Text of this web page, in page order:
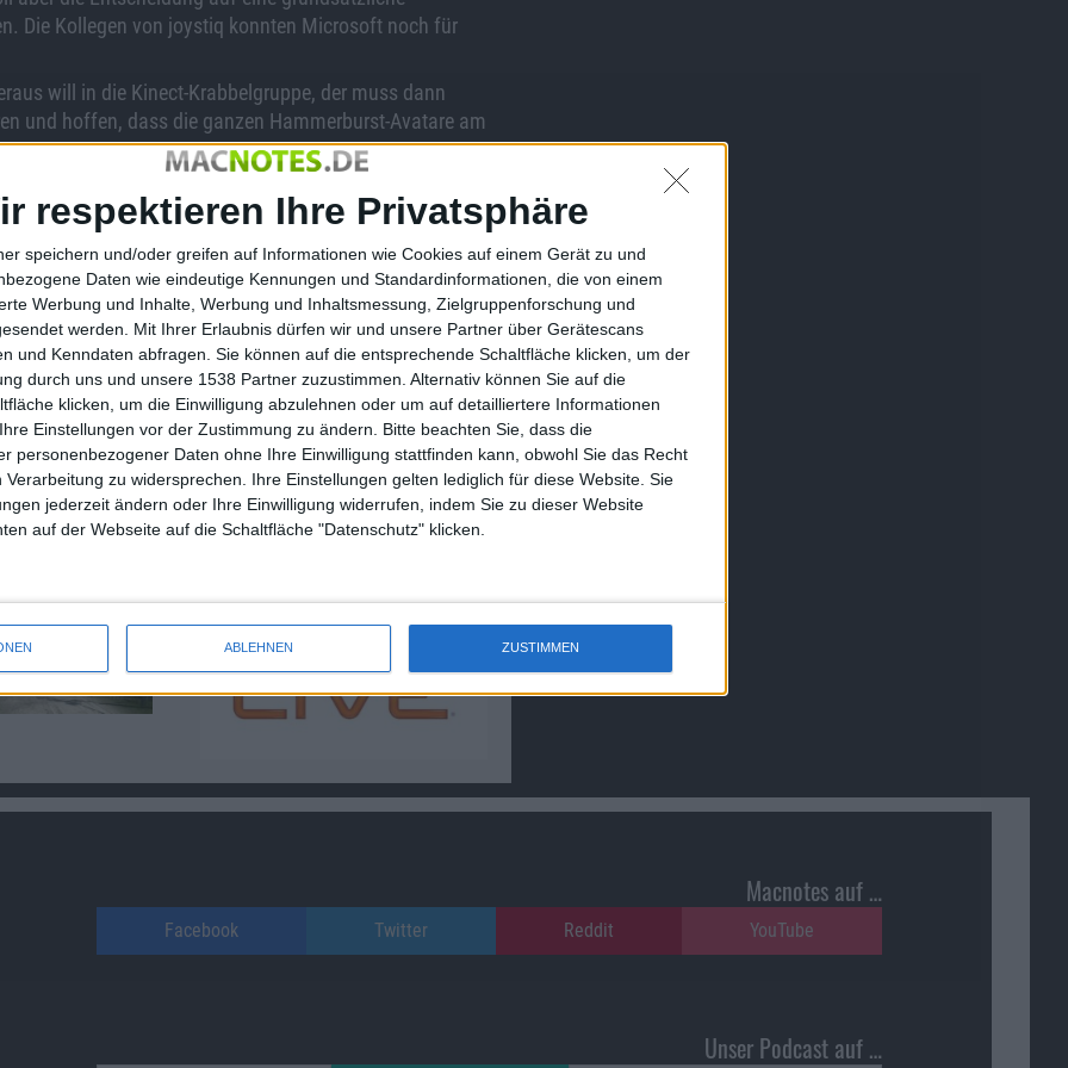
respektieren Ihre Privatsphäre
speichern und/oder greifen auf Informationen wie Cookies auf einem Gerät zu und
Daten wie eindeutige Kennungen und Standardinformationen, die von einem
Werbung und Inhalte, Werbung und Inhaltsmessung, Zielgruppenforschung und
werden.
Mit Ihrer Erlaubnis dürfen wir und unsere Partner über Gerätescans
und Kenndaten abfragen. Sie können auf die entsprechende Schaltfläche klicken, um der
durch uns und unsere 1538 Partner zuzustimmen. Alternativ können Sie auf die
klicken, um die Einwilligung abzulehnen oder um auf detailliertere Informationen
Einstellungen vor der Zustimmung zu ändern.
Bitte beachten Sie, dass die
personenbezogener Daten ohne Ihre Einwilligung stattfinden kann, obwohl Sie das Recht
Verarbeitung zu widersprechen. Ihre Einstellungen gelten lediglich für diese Website. Sie
jederzeit ändern oder Ihre Einwilligung widerrufen, indem Sie zu dieser Website
auf der Webseite auf die Schaltfläche "Datenschutz" klicken.
ABLEHNEN ZUSTIMMEN
Die Kollegen von joystiq konnten Microsoft noch für
will in die Kinect-Krabbelgruppe, der muss dann
und hoffen, dass die ganzen Hammerburst-Avatare am
RIFT - Trion-Worlds-Datenbank …
erreicht Xbox 360: Probleme mit dem
Cloud-Speicher – Entschädigung
durch Microsoft
02.01.2013
Macnotes auf …
Facebook Twitter Reddit YouTube
Unser Podcast auf …